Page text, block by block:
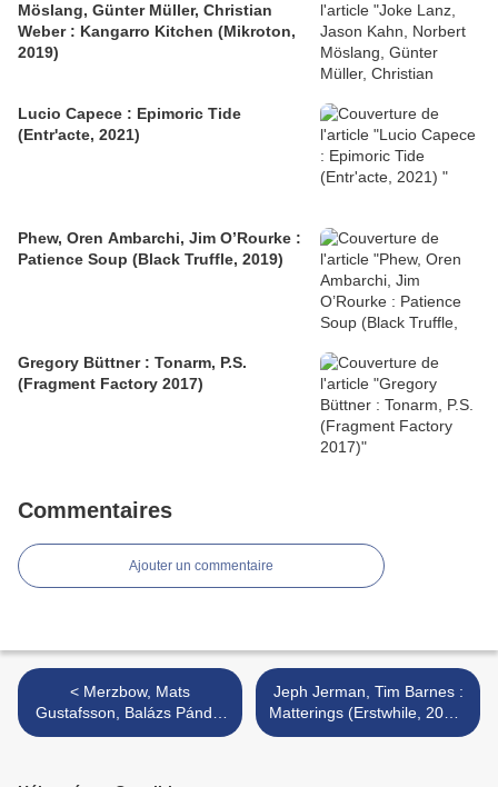
Möslang, Günter Müller, Christian
Weber : Kangarro Kitchen (Mikroton,
2019)
Lucio Capece : Epimoric Tide
(Entr'acte, 2021)
Phew, Oren Ambarchi, Jim O’Rourke :
Patience Soup (Black Truffle, 2019)
Gregory Büttner : Tonarm, P.S.
(Fragment Factory 2017)
Commentaires
Ajouter un commentaire
< Merzbow, Mats
Gustafsson, Balázs Pándi :
Live in Tabačka 13/04/12
Jeph Jerman, Tim Barnes :
Matterings (Erstwhile, 2015)
>